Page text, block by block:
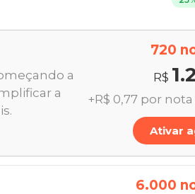
a
a
720
R$
+R$ 0,77 por
Ativar
6.000